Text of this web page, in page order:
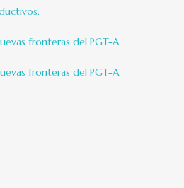
fronteras del PGT-A
fronteras del PGT-A